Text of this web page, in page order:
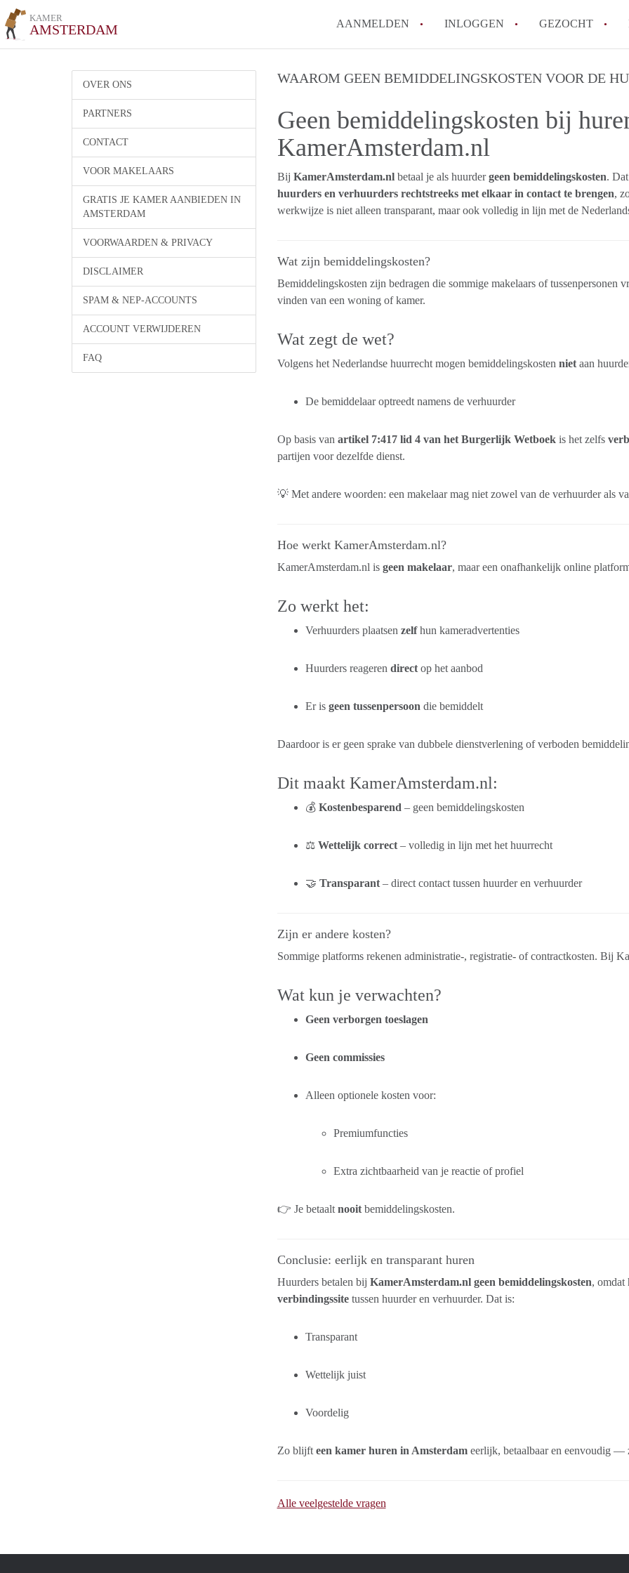
KAMER
AMSTERDAM AANMELDEN INLOGGEN GEZOCHT
Wat is het puntensysteem
Wat zijn de opzegtermijnen bij
Wat zijn de populairste
Wat is een studentenkamer in
Waarom geen
Alle veelgestelde vragen
OVER ONS
PARTNERS
CONTACT
VOOR MAKELAARS
GRATIS JE KAMER AANBIEDEN IN
AMSTERDAM
VOORWAARDEN & PRIVACY
DISCLAIMER
SPAM & NEP-ACCOUNTS
ACCOUNT VERWIJDEREN
FAQ
WAAROM GEEN BEMIDDELINGSKOSTEN VOOR DE
Geen bemiddelingskosten bij
KamerAmsterdam.nl
Bij KamerAmsterdam.nlbetaal je als huurdergeen bemiddelingskosten.
huurders en verhuurders rechtstreeks met elkaar in contact te brengen,
werkwijze is niet alleen transparant, maar ook volledig in lijn met de
Wat zijn bemiddelingskosten?
Bemiddelingskosten zijn bedragen die sommige makelaars of tussenpersonen
vinden van een woning of kamer.
Wat zegt de wet?
Volgens het Nederlandse huurrecht mogen bemiddelingskosten nietaan
De bemiddelaar optreedt namens de verhuurder
Op basis van artikel 7:417 lid 4 van het Burgerlijk Wetboekis het zelfs
partijen voor dezelfde dienst.
💡 Met andere woorden: een makelaar mag niet zowel van de verhuurder als
Hoe werkt KamerAmsterdam.nl?
KamerAmsterdam.nl is geen makelaar, maar een onafhankelijk online
Zo werkt het:
Verhuurders plaatsen zelfhun kameradvertenties
Huurders reageren directop het aanbod
Er is geen tussenpersoon die bemiddelt
Daardoor is er geen sprake van dubbele dienstverlening of verboden
Dit maakt KamerAmsterdam.nl:
💰 Kostenbesparend – geen bemiddelingskosten
⚖️ Wettelijk correct– volledig in lijn met het huurrecht
🤝 Transparant– direct contact tussen huurder en verhuurder
Zijn er andere kosten?
Sommige platforms rekenen administratie-, registratie- of contractkosten. Bij
Wat kun je verwachten?
Geen verborgen toeslagen
Geen commissies
Alleen optionele kosten voor:
Premiumfuncties
Extra zichtbaarheid van je reactie of profiel
👉 Je betaalt nooitbemiddelingskosten.
Conclusie: eerlijk en transparant huren
Huurders betalen bij KamerAmsterdam.nl geen bemiddelingskosten, omdat
verbindingssitetussen huurder en verhuurder. Dat is:
Transparant
Wettelijk juist
Voordelig
Zo blijft een kamer huren in Amsterdameerlijk, betaalbaar en eenvoudig —
Alle veelgestelde vragen